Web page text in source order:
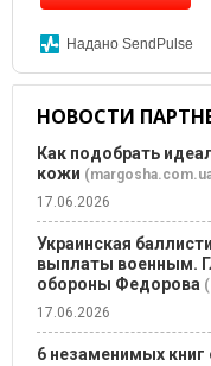
Надано SendPulse
НОВОСТИ
Как подобрать
кожи
17.06.2026
Украинская
выплаты военным.
обороны Федорова
17.06.2026
6 незаменимых книг